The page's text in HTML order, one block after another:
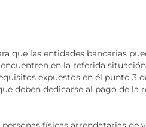
que las entidades bancarias
en la referida
expuestos en él punto 3
deben dedicarse al pago de la